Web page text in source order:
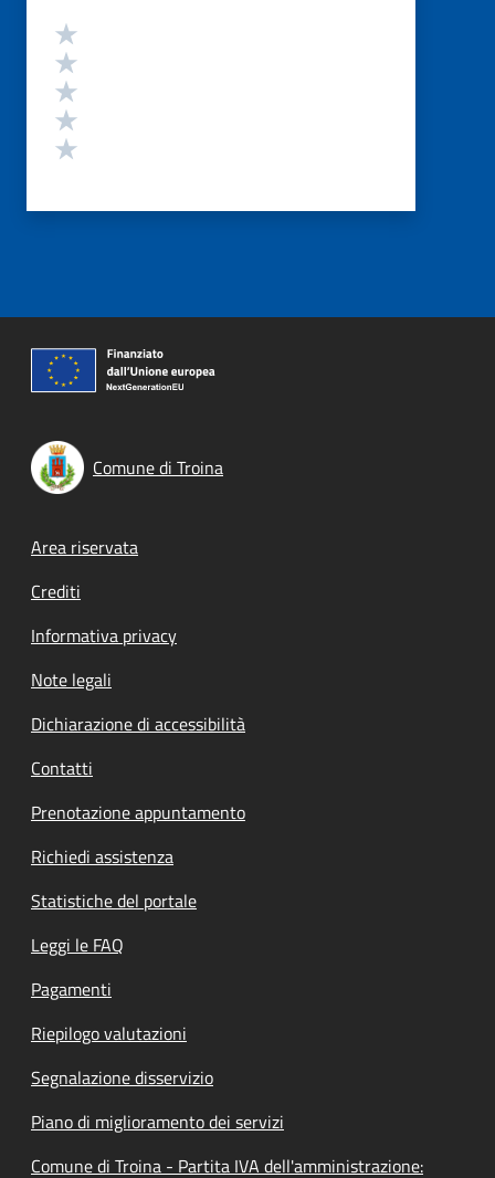
Valutazione
Comune di Troina
Footer menu
Area riservata
Crediti
Informativa privacy
Note legali
Dichiarazione di accessibilità
Contatti
Prenotazione appuntamento
Richiedi assistenza
Statistiche del portale
Leggi le FAQ
Pagamenti
Riepilogo valutazioni
Segnalazione disservizio
Piano di miglioramento dei servizi
Comune di Troina - Partita IVA dell'amministrazione: